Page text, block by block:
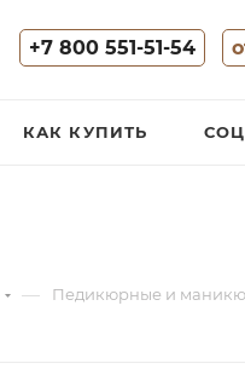
+7 800 551-51-54
КАК КУПИТЬ
— Педикюрные и